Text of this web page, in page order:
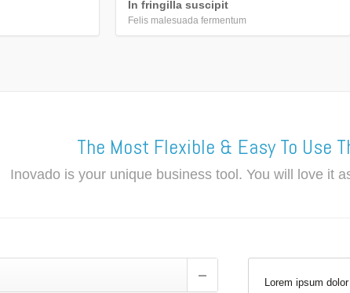
In fringilla suscipit
Felis malesuada fermentum
The Most Flexible & Easy To Use
Inovado is your unique business tool. You will love it
Lorem ipsum